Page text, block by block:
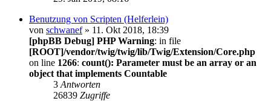
Benutzung von Scripten (Helferlein)
von schwanef» 11. Okt 2018, 18:39
[phpBB Debug] PHP Warning: in file
[ROOT]/vendor/twig/twig/lib/Twig/Extension/Core.php
on line 1266: count(): Parameter must be an array or an
object that implements Countable
3 Antworten
26839 Zugriffe